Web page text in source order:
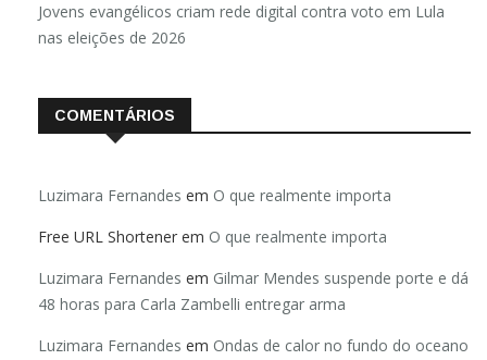
Jovens evangélicos criam rede digital contra voto em Lula
nas eleições de 2026
COMENTÁRIOS
Luzimara Fernandes em O que realmente importa
Free URL Shortener em O que realmente importa
Luzimara Fernandes em Gilmar Mendes suspende porte e dá
48 horas para Carla Zambelli entregar arma
Luzimara Fernandes em Ondas de calor no fundo do oceano